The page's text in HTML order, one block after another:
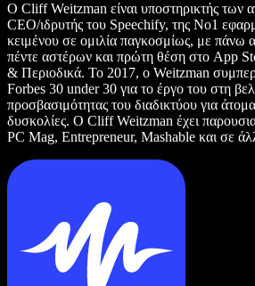
Ο Cliff Weitzman είναι υποστηρικτής των
CEO/ιδρυτής του Speechify, της Νο1
κειμένου σε ομιλία παγκοσμίως, με πάνω
πέντε αστέρων και πρώτη θέση στο App
& Περιοδικά. Το 2017, ο Weitzman
Forbes 30 under 30 για το έργο του στη
προσβασιμότητας του διαδικτύου για
δυσκολίες. Ο Cliff Weitzman έχει
PC Mag, Entrepreneur, Mashable και σε